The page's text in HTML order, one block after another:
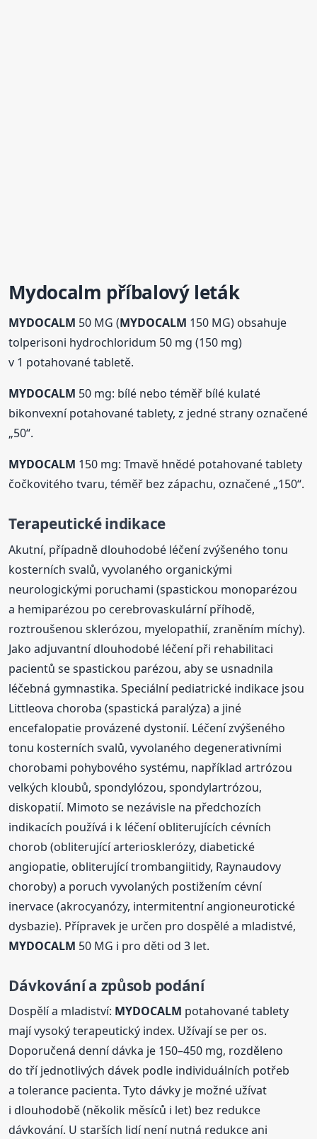
Mydocalm příbalový leták
MYDOCALM 50 MG (MYDOCALM 150 MG) obsahuje
tolperisoni hydrochloridum 50 mg (150 mg)
v 1 potahované tabletě.
MYDOCALM 50 mg: bílé nebo téměř bílé kulaté
bikonvexní potahované tablety, z jedné strany označené
„50“.
MYDOCALM 150 mg: Tmavě hnědé potahované tablety
čočkovitého tvaru, téměř bez zápachu, označené „150“.
Terapeutické indikace
Akutní, případně dlouhodobé léčení zvýšeného tonu
kosterních svalů, vyvolaného organickými
neurologickými poruchami (spastickou monoparézou
a hemiparézou po cerebrovaskulární příhodě,
roztroušenou sklerózou, myelopathií, zraněním míchy).
Jako adjuvantní dlouhodobé léčení při rehabilitaci
pacientů se spastickou parézou, aby se usnadnila
léčebná gymnastika. Speciální pediatrické indikace jsou
Littleova choroba (spastická paralýza) a jiné
encefalopatie provázené dystonií. Léčení zvýšeného
tonu kosterních svalů, vyvolaného degenerativními
chorobami pohybového systému, například artrózou
velkých kloubů, spondylózou, spondylartrózou,
diskopatií. Mimoto se nezávisle na předchozích
indikacích používá i k léčení obliterujících cévních
chorob (obliterující arteriosklerózy, diabetické
angiopatie, obliterující trombangiitidy, Raynaudovy
choroby) a poruch vyvolaných postižením cévní
inervace (akrocyanózy, intermitentní angioneurotické
dysbazie). Přípravek je určen pro dospělé a mladistvé,
MYDOCALM 50 MG i pro děti od 3 let.
Dávkování a způsob podání
Dospělí a mladiství: MYDOCALM potahované tablety
mají vysoký terapeutický index. Užívají se per os.
Doporučená denní dávka je 150–450 mg, rozděleno
do tří jednotlivých dávek podle individuálních potřeb
a tolerance pacienta. Tyto dávky je možné užívat
i dlouhodobě (několik měsíců i let) bez redukce
dávkování. U starších lidí není nutná redukce ani